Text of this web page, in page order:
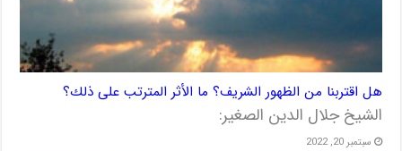
هل اقتربنا من الظهور الشريف؟ ما الأثر المترتب على ذلك؟
الشيخ جلال الدين الصغير:
سبتمبر 20, 2022